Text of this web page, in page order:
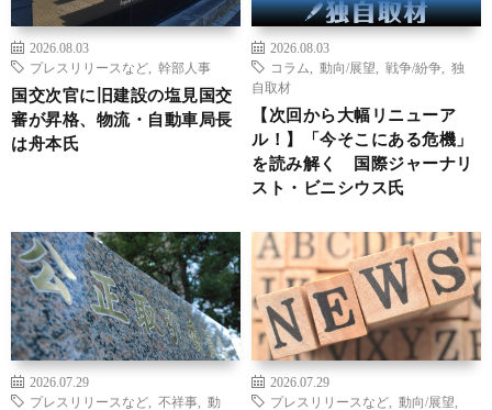
2026.08.03
プレスリリースなど
幹部人事
国交次官に旧建設の塩見国交
審が昇格、物流・自動車局長
は舟本氏
2026.08.03
コラム
動向/展望 戦争/紛争
独
自取材
【次回から大幅リニューア
ル！】「今そこにある危機」
を読み解く 国際ジャーナリ
スト・ビニシウス氏
2026.07.29
プレスリリースなど
不祥事
動
2026.07.29
プレスリリースなど
動向/展望